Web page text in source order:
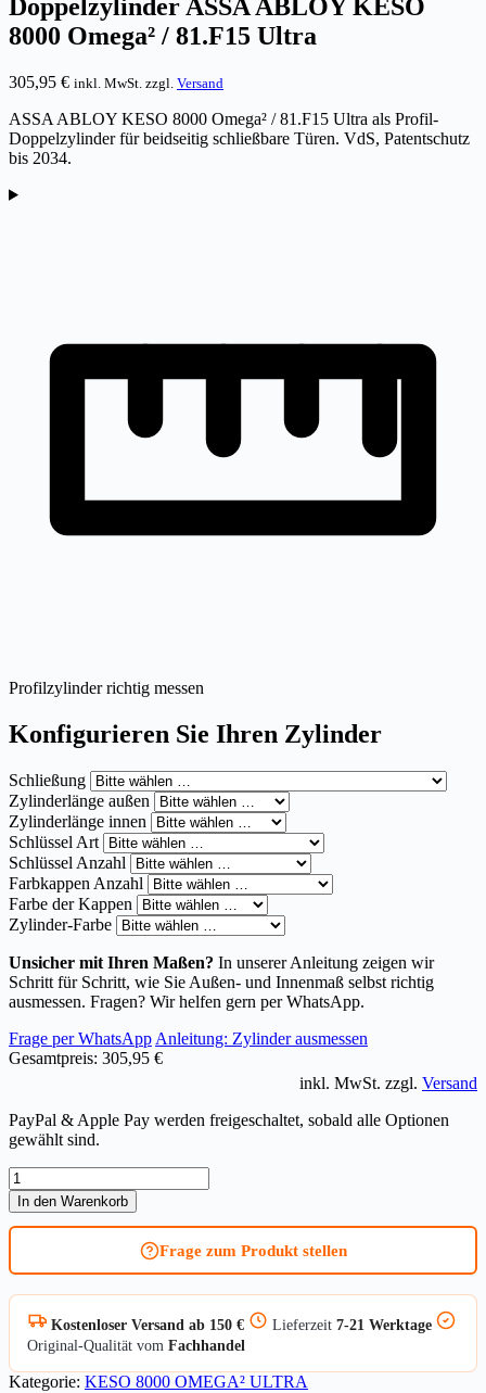
Doppelzylinder ASSA ABLOY KESO
8000 Omega² / 81.F15 Ultra
305,95 € inkl. MwSt. zzgl. Versand
ASSA ABLOY KESO 8000 Omega² / 81.F15 Ultra als Profil-
Doppelzylinder für beidseitig schließbare Türen. VdS, Patentschutz
bis 2034.
Profilzylinder richtig messen
Konfigurieren Sie Ihren Zylinder
Schließung
Zylinderlänge außen
Zylinderlänge innen
Schlüssel Art
Schlüssel Anzahl
Farbkappen Anzahl
Farbe der Kappen
Zylinder-Farbe
Unsicher mit Ihren Maßen? In unserer Anleitung zeigen wir
Schritt für Schritt, wie Sie Außen- und Innenmaß selbst richtig
ausmessen. Fragen? Wir helfen gern per WhatsApp.
Frage per WhatsApp Anleitung: Zylinder ausmessen
Gesamtpreis: 305,95 €
inkl. MwSt. zzgl. Versand
PayPal & Apple Pay werden freigeschaltet, sobald alle Optionen
gewählt sind.
Doppelzylinder
ASSA
ABLOY
KESO
Omega²
/
81.F15
Ultra
Menge
In den Warenkorb
Frage zum Produkt stellen
Kostenloser Versand ab 150 € Lieferzeit 7-21 Werktage
Original-Qualität vom Fachhandel
Kategorie: KESO 8000 OMEGA² ULTRA